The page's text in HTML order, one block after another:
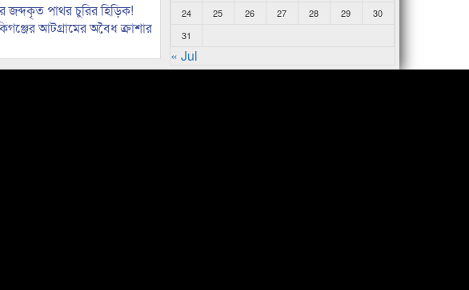
জব্দকৃত পাথর চুরির হিড়িক!
আটগ্রামের অবৈধ ক্রাশার
24
25 26 27 28 29
30
31
« Jul